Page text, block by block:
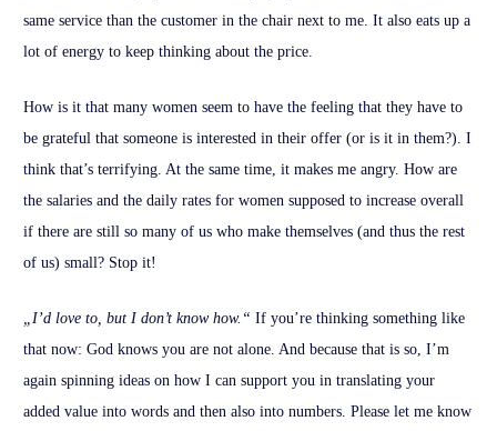
same service than the customer in the chair next to me. It also eats up a
lot of energy to keep thinking about the price.
How is it that many women seem to have the feeling that they have to
be grateful that someone is interested in their offer (or is it in them?). I
think that’s terrifying. At the same time, it makes me angry. How are
the salaries and the daily rates for women supposed to increase overall
if there are still so many of us who make themselves (and thus the rest
of us) small? Stop it!
„I’d love to, but I don’t know how.“ If you’re thinking something like
that now: God knows you are not alone. And because that is so, I’m
again spinning ideas on how I can support you in translating your
added value into words and then also into numbers. Please let me know